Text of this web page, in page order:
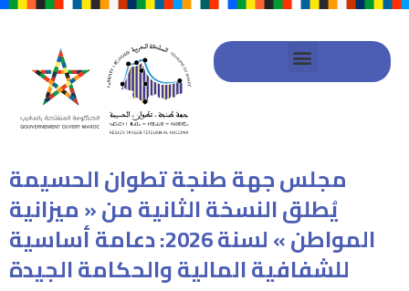
مجلس جهة طنجة تطوان الحسيمة
يُطلق النسخة الثانية من « ميزانية
المواطن » لسنة 2026: دعامة أساسية
للشفافية المالية والحكامة الجيدة